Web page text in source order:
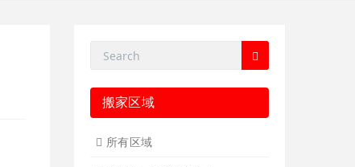
搬家区域
所有区域